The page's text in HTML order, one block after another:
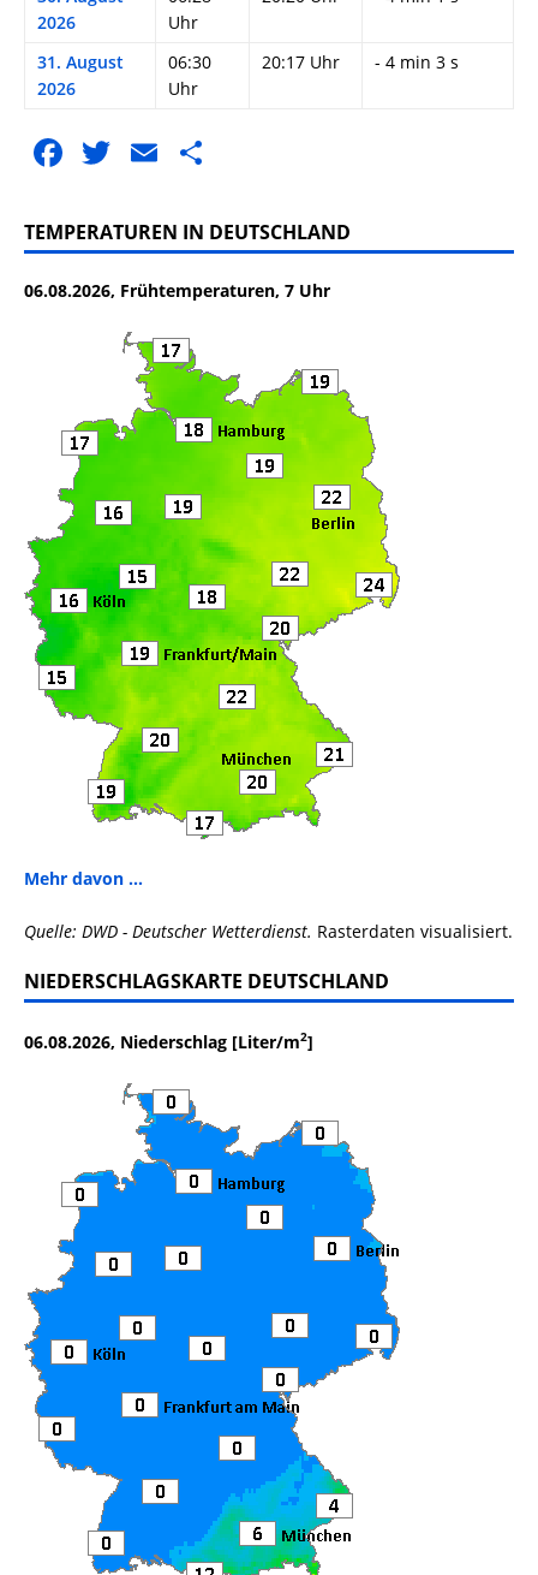
2026
Uhr
31. August
2026
06:30
Uhr
20:17 Uhr - 4 min 3 s
F
c
e
b
k
T
it
te
r
E
ai
l
le
n
TEMPERATUREN IN DEUTSCHLAND
06.08.2026, Frühtemperaturen, 7 Uhr
Mehr davon ...
Quelle: DWD - Deutscher Wetterdienst. Rasterdaten visualisiert.
NIEDERSCHLAGSKARTE DEUTSCHLAND
06.08.2026, Niederschlag [Liter/m2]